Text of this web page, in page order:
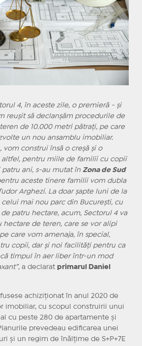
4, în aceste zile, o premieră - și
reușit să declanșăm procedurile de
de 10.000 metri pătrați, pe care
un nou ansamblu imobiliar.
vom construi însă o creșă și o
altfel, pentru miile de familii cu copii
ani, s-au mutat în Zonade Sud
aceste tinerefamilii vom dubla
Arghezi. Ladoar șapte luni de la
celui mainou parc din București, cu
patru hectare, acum, Sectorul 4 va
hectare de teren, care se vor alipi
care vom amenaja, în special,
copii, dar și noi facilități pentru ca
timpul în aer liber într-un mod
, a declarat primarul Daniel
fusese achiziționat în anul 2020 de
imobiliar, cu scopul construirii unui
cu peste 280 de apartamente și
prevedeau edificarea unei
și un regim de înălțime de S+P+7E